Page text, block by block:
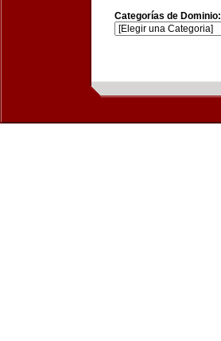
Categorías de Dominio: